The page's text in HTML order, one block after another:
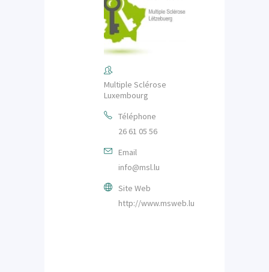
Multiple Sclérose
Luxembourg
Téléphone
26 61 05 56
Email
info@msl.lu
Site Web
http://www.msweb.lu